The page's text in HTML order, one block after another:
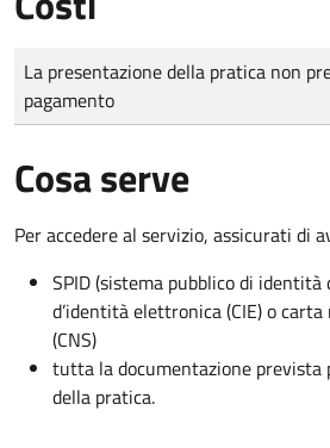
Tipo di pagamento
Importo
La presentazione della pratica non
pagamento
Cosa serve
Per accedere al servizio, assicurati di
SPID (sistema pubblico di
d’identità elettronica (CIE) o
(CNS)
tutta la documentazione prevista
della pratica.